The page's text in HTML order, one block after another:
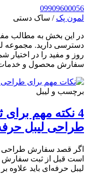
09909600056
لمون پک / ساک دستی
در این بخش به مطالب
دسترسی دارید. مجموعه
روز و مفید را در اختیار
سفارش محصول و خدمات
برچسب و لیبل
4 نکته مهم
طراحی لیبل
اگر قصد سفارش طراحی
است قبل از ثبت سفارش
لیبل حرفه‌ای باید علاوه